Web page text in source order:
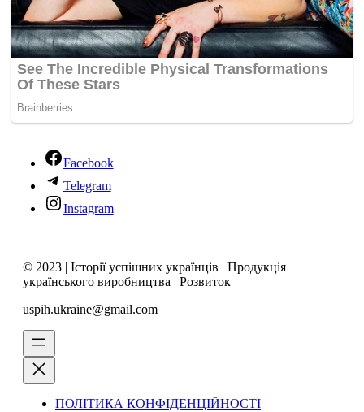
Facebook
Telegram
Instagram
© 2023 | Історії успішних українців | Продукція
українського виробництва | Розвиток
uspih.ukraine@gmail.com
ПОЛІТИКА КОНФІДЕНЦІЙНОСТІ